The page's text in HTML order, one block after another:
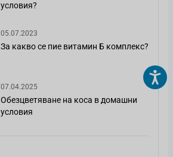
условия?
05.07.2023
За какво се пие витамин Б комплекс?
07.04.2025
Обезцветяване на коса в домашни
условия